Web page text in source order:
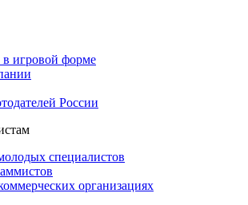
игровой форме
России
специалистов
организациях